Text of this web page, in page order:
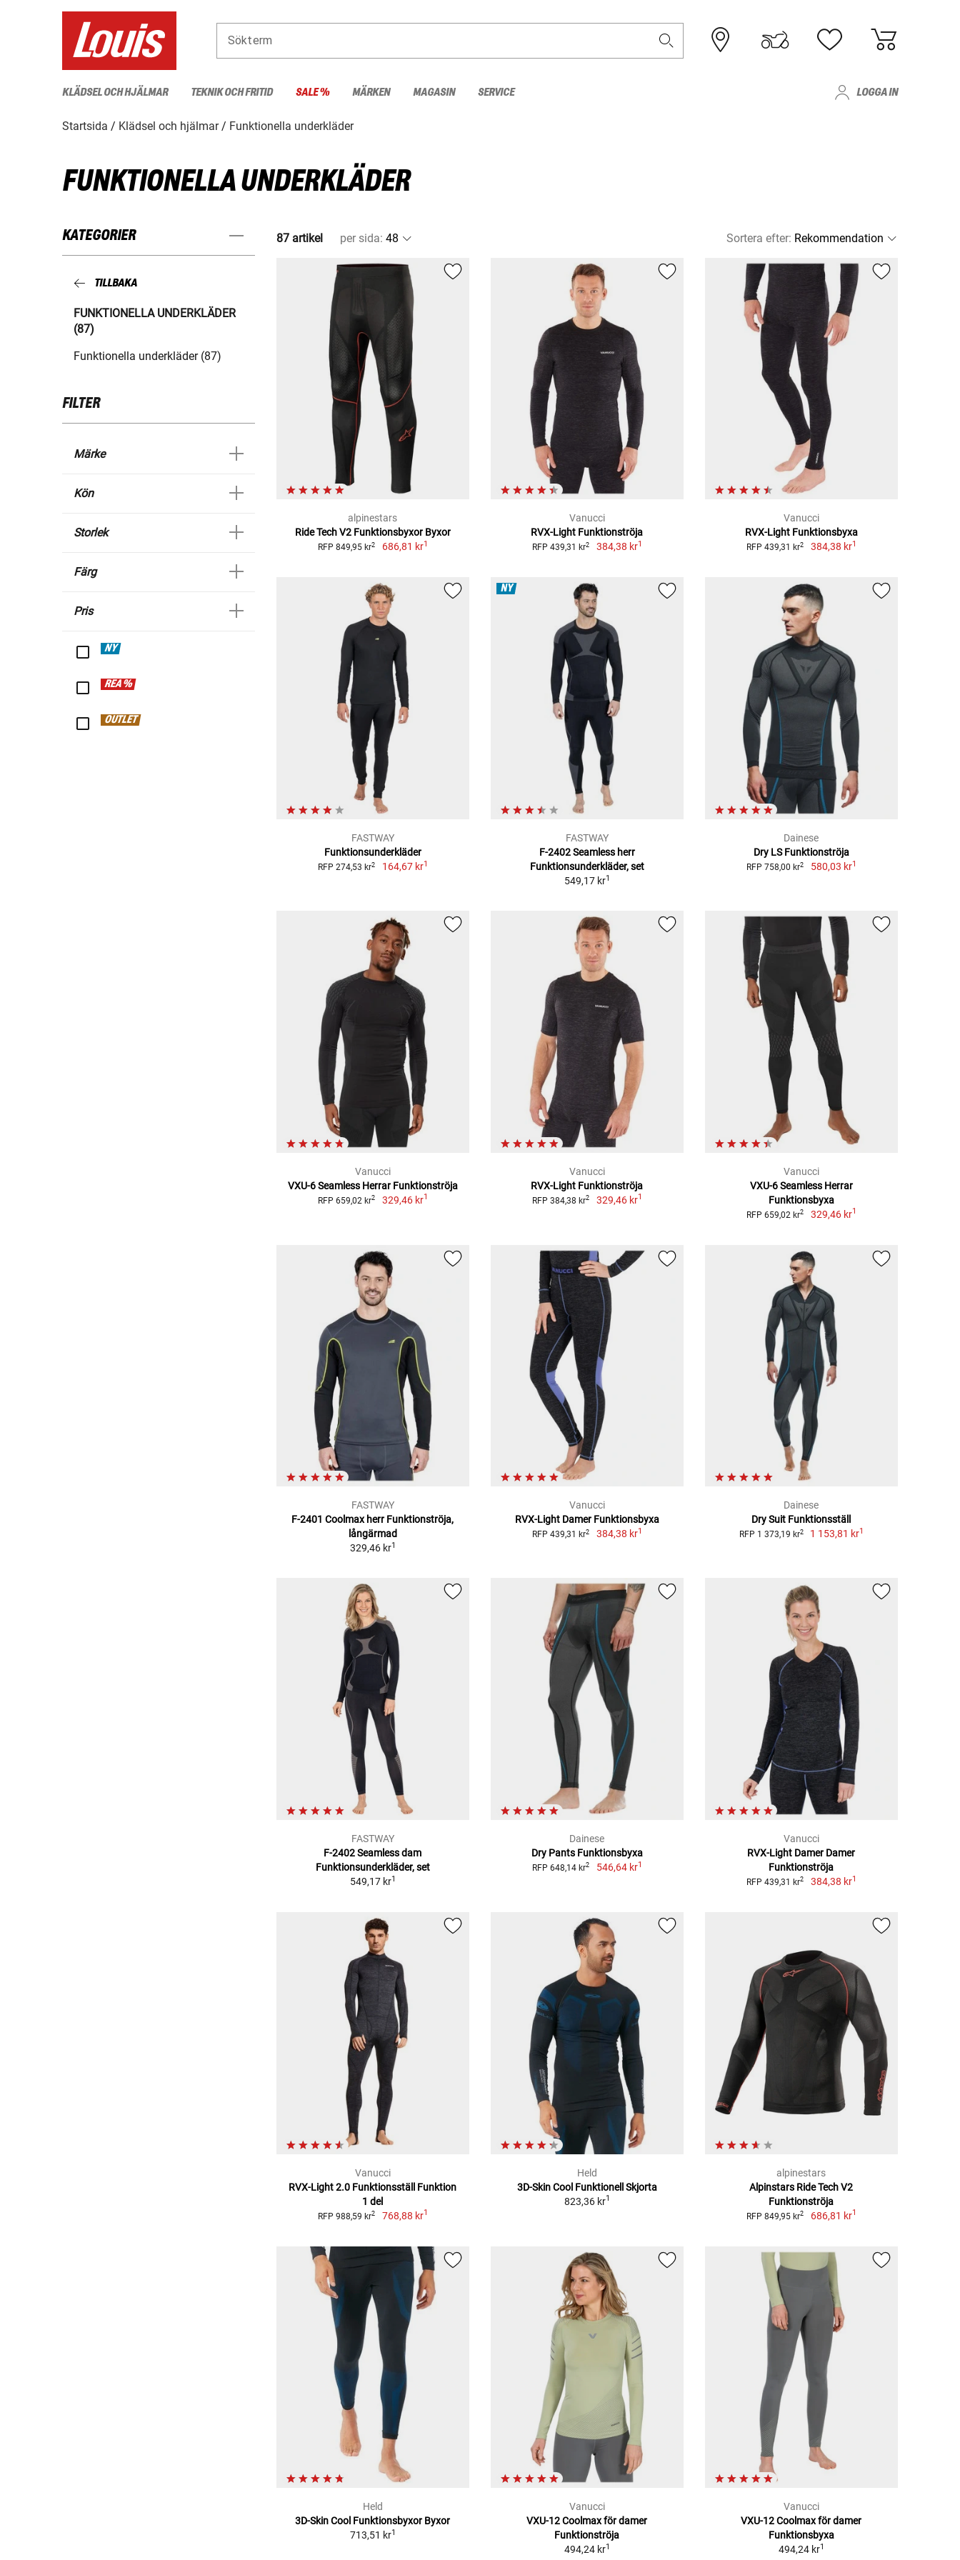
Sökterm
KLÄDSEL OCH HJÄLMAR TEKNIK OCH FRITID SALE % MÄRKEN MAGASIN SERVICE LOGGA IN
Startsida Klädsel och hjälmar Funktionella underkläder
FUNKTIONELLA UNDERKLÄDER
KATEGORIER
TILLBAKA
FUNKTIONELLA UNDERKLÄDER
(87)
Funktionella underkläder (87)
FILTER
Märke
Kön
Storlek
Färg
Pris
NY
REA %
OUTLET
87 artikel per sida: Sortera efter:
alpinestars
Ride Tech V2 Funktionsbyxor Byxor
RFP 849,95 kr2 686,81 kr1
Vanucci
RVX-Light Funktionströja
RFP 439,31 kr2 384,38 kr1
Vanucci
RVX-Light Funktionsbyxa
RFP 439,31 kr2 384,38 kr1
FASTWAY
Funktionsunderkläder
RFP 274,53 kr2 164,67 kr1
NY
FASTWAY
F-2402 Seamless herr
Funktionsunderkläder, set
549,17 kr1
Dainese
Dry LS Funktionströja
RFP 758,00 kr2 580,03 kr1
Vanucci
VXU-6 Seamless Herrar Funktionströja
RFP 659,02 kr2 329,46 kr1
Vanucci
RVX-Light Funktionströja
RFP 384,38 kr2 329,46 kr1
Vanucci
VXU-6 Seamless Herrar
Funktionsbyxa
RFP 659,02 kr2 329,46 kr1
FASTWAY
F-2401 Coolmax herr Funktionströja,
långärmad
329,46 kr1
Vanucci
RVX-Light Damer Funktionsbyxa
RFP 439,31 kr2 384,38 kr1
Dainese
Dry Suit Funktionsställ
RFP 1 373,19 kr2 1 153,81 kr1
FASTWAY
F-2402 Seamless dam
Funktionsunderkläder, set
549,17 kr1
Dainese
Dry Pants Funktionsbyxa
RFP 648,14 kr2 546,64 kr1
Vanucci
RVX-Light Damer Damer
Funktionströja
RFP 439,31 kr2 384,38 kr1
Vanucci
RVX-Light 2.0 Funktionsställ Funktion
1 del
RFP 988,59 kr2 768,88 kr1
Held
3D-Skin Cool Funktionell Skjorta
823,36 kr1
alpinestars
Alpinstars Ride Tech V2
Funktionströja
RFP 849,95 kr2 686,81 kr1
Held
3D-Skin Cool Funktionsbyxor Byxor
713,51 kr1
Vanucci
VXU-12 Coolmax för damer
Funktionströja
494,24 kr1
Vanucci
VXU-12 Coolmax för damer
Funktionsbyxa
494,24 kr1